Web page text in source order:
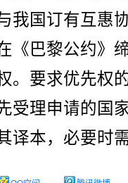
我国订有互惠
《巴黎公约》
。要求优先权
受理申请的国
译本，必要时